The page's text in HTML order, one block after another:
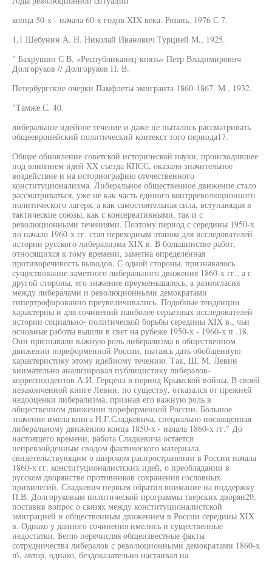
конца 50-х - начала 60-х годов XIX века. Рязань, 1976 С 7.
1,1 Шебунин А. Н. Николай Иванович Турцией М., 1925.
" Бахрушин С В. «Республиканец-князь» Петр Владимирович
Долгоруков // Долгоруков П. В.
Петербургские очерки Памфлеты эмигранта 1860-1867. М , 1932.
"Тамже.С. 40.
либеральное идейное течение и даже не пытались рассматривать
общеевропейский политический контекст того периода17.
Общее обновление советской исторической науки, происходившее
под влиянием идей XX съезда КПСС, оказало значительное
воздействие и на историографию отечественного
конституционализма. Либеральное общественное движение стало
рассматриваться, уже не как часть единого контрреволюционного
политического лагеря, а как самостоятельная сила, вступающая в
тактические союзы, как с консервативными, так и с
революционными течениями. Поэтому период с середины 1950-х
по начало 1960-х гг. стал переходным этапом для исследователей
истории русского либерализма XIX в. В большинстве работ,
относящихся к тому времени, заметна определенная
противоречивость выводов. С одной стороны, признавалось
существование заметного либерального движения 1860-х гг., а с
другой стороны, его значение преуменьшалось, а разногласия
между либералами и революционными демократами
гипертрофированно преувеличивались. Подобные тенденции
характерны и для сочинений наиболее серьезных исследователей
истории социально- политической борьбы середины XIX в., чьи
основные работы вышли в свет на рубеже 1950-х - 1960-х п .18.
Они признавали важную роль либерализма в общественном
движении пореформенной России, пытаясь дать обобщенную
характеристику этому идейному течению. Так, Ш. М. Левин
внимательно анализировал публицистику либералов-
корреспондентов А.И. Герцена в период Крымской войны. В своей
незаконченной книге Левин, по существу, отказался от прежней
недооценки либерализма, признав его важную роль в
общественном движении пореформенной России. Большое
значение имела книга Н.Г.Сладкевича, специально посвященная
либеральному движению конца 1850-х - начала 1860-х гг." До
настоящего времени, работа Сладкевича остается
непревзойденным сводом фактического материала,
свидетельствующим о широком распространении в России начала
1860-х гг. конституционалистских идей, о преобладании в
русском дворянстве противников сохранения сословных
привилегий. Сладкевич первым обратил внимание на поддержку
П.В. Долгоруковым политической программы тверских дворян20,
поставив вопрос о связях между конституционалистской
эмиграцией и общественным движением в России середины XIX
в. Однако у данного сочинения имелись и существенные
недостатки. Бегло перечисляя общеизвестные факты
сотрудничества либералов с революционными демократами 1860-х
п\, автор, однако, бездоказательно настаивал на